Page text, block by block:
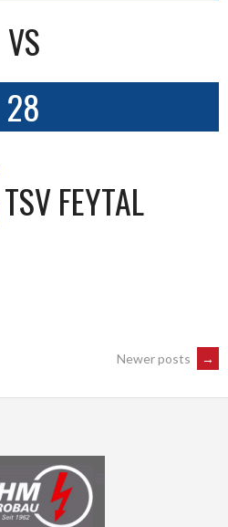
VS
28
TSV FEYTAL
Newer posts →